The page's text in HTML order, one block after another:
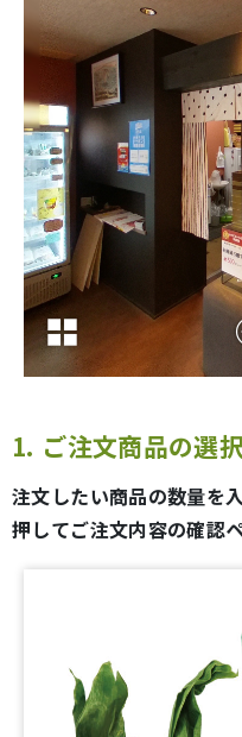
1. ご注文商品の選
注文したい商品の数量を入
押してご注文内容の確認